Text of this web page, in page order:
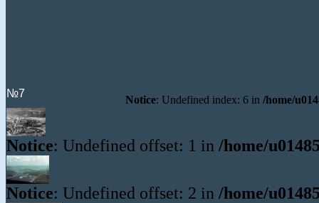
№7
Notice: Undefined index: 6 in /home/
Notice: Undefined offset: 1 in /home/
Notice: Undefined offset: 2 in /home/